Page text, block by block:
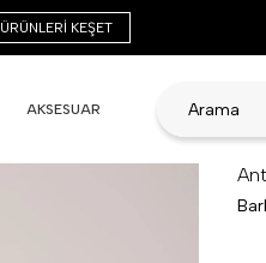
ÜRÜNLERİ KEŞET
AKSESUAR